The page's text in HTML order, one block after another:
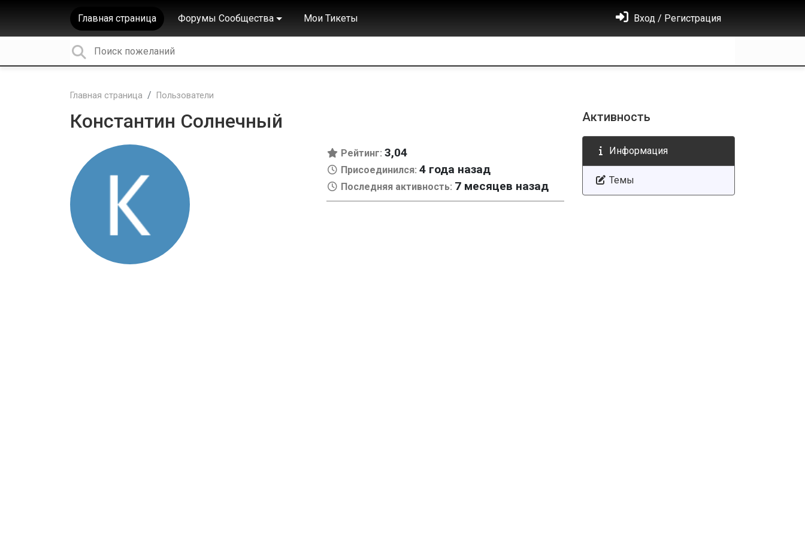
Главная страница Форумы Сообщества Мои Тикеты Вход / Регистрация
Главная страница Пользователи
Константин Солнечный
Рейтинг: 3,04
Присоединился: 4 года назад
Последняя активность: 7 месяцев назад
Активность
Информация
Темы